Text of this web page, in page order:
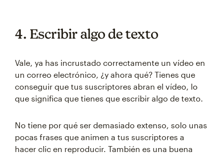
4. Escribir algo de texto
Vale, ya has incrustado correctamente un vídeo en
un correo electrónico, ¿y ahora qué? Tienes que
conseguir que tus suscriptores abran el vídeo, lo
que significa que tienes que escribir algo de texto.
No tiene por qué ser demasiado extenso, solo unas
pocas frases que animen a tus suscriptores a
hacer clic en reproducir. También es una buena